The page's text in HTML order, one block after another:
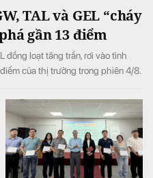
TAL và GEL “cháy
gần 13 điểm
đồng loạt tăng trần, rơi vào tình
của thị trường trong phiên 4/8.